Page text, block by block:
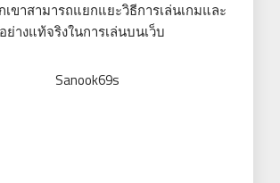
ขาสามารถแยกแยะวิธีการเล่นเกมและ
างแท้จริงในการเล่นบนเว็บ